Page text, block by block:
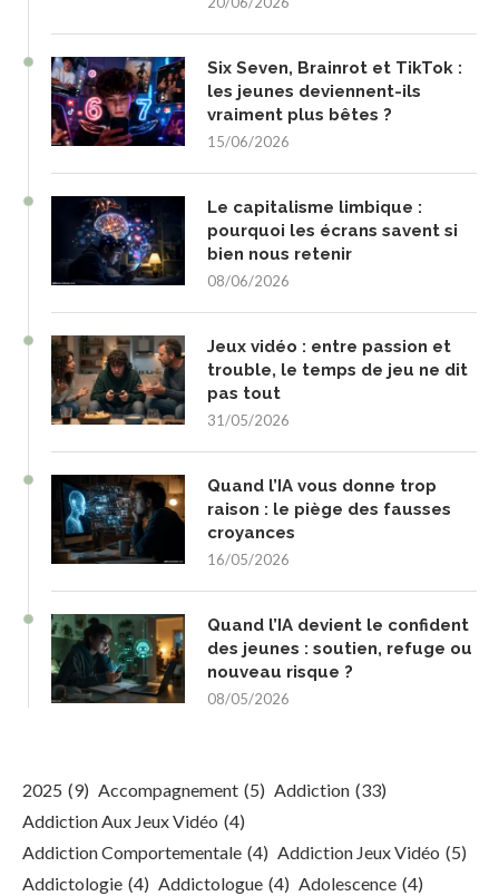
Six Seven, Brainrot et TikTok :
les jeunes deviennent-ils
vraiment plus bêtes ?
15/06/2026
Le capitalisme limbique :
pourquoi les écrans savent si
bien nous retenir
08/06/2026
Jeux vidéo : entre passion et
trouble, le temps de jeu ne dit
pas tout
31/05/2026
Quand l’IA vous donne trop
raison : le piège des fausses
croyances
16/05/2026
Quand l’IA devient le confident
des jeunes : soutien, refuge ou
nouveau risque ?
08/05/2026
2025 (9) Accompagnement (5) Addiction (33)
Addiction Aux Jeux Vidéo (4)
Addiction Comportementale (4) Addiction Jeux Vidéo (5)
Addictologie (4) Addictologue (4) Adolescence (4)